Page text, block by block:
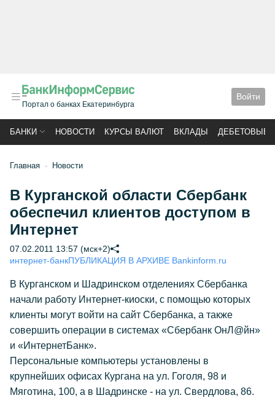
Портал о банках Екатеринбурга
Войти
БАНКИ НОВОСТИ КУРСЫ ВАЛЮТ ВКЛАДЫ ДЕБЕТОВЫЕ
Главная Новости
В Курганской области Сбербанк
обеспечил клиентов доступом в
Интернет
07.02.2011 13:57 (мск+2)
интернет-банкПУБЛИКАЦИЯ В АРХИВЕ Bankinform.ru
В Курганском и Шадринском отделениях Сбербанка
начали работу Интернет-киоски, с помощью которых
клиенты могут войти на сайт Сбербанка, а также
совершить операции в системах «Сбербанк ОнЛ@йн»
и «ИнтернетБанк».
Персональные компьютеры установлены в
крупнейших офисах Кургана на ул. Гоголя, 98 и
Мяготина, 100, а в Шадринске - на ул. Свердлова, 86.